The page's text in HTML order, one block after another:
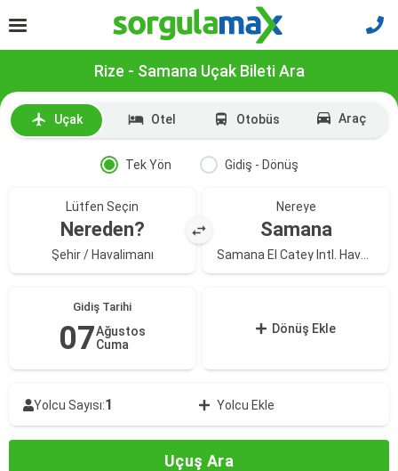
Rize - Samana Uçak Bileti Ara
Uçak Otel Otobüs Araç
Tek Yön Gidiş - Dönüş
Lütfen Seçin
Nereden?
Şehir / Havalimanı
Nereye
Samana
Gidiş Tarihi
07Ağustos
Cuma
Dönüş Ekle
Yolcu Sayısı:1 Yolcu Ekle
Uçuş Ara